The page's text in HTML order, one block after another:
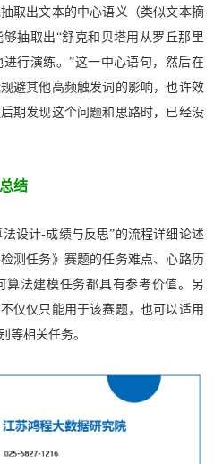
取出文本的中心语义（类似文本摘
抽取出“舒克和贝塔用从罗丘那里
行演练。”这一中心语句，然后在
避其他高频触发词的影响，也许效
期发现这个问题和思路时，已经没
总结
设计-成绩与反思”的流程详细论述
测任务》赛题的任务难点、心路历
算法建模任务都具有参考价值。另
仅仅只能用于该赛题，也可以适用
等相关任务。